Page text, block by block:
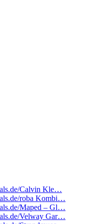
Calvin Kle…
roba Kombi…
Maped – Gl…
Velway Gar…